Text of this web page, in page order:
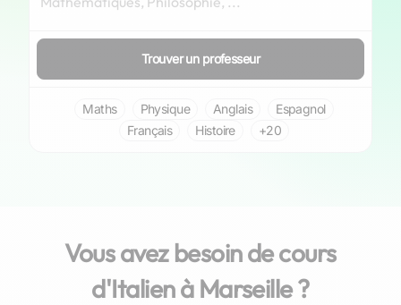
Trouver un professeur
Maths Physique Anglais
Espagnol
Français
Histoire +20
Vous avez besoin de cours
d'Italien à Marseille ?